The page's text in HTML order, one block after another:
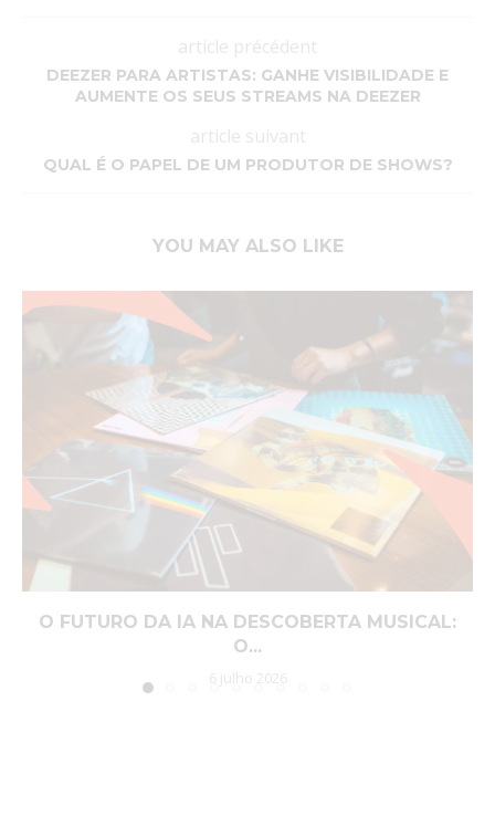
article précédent
DEEZER PARA ARTISTAS: GANHE VISIBILIDADE E
AUMENTE OS SEUS STREAMS NA DEEZER
article suivant
QUAL É O PAPEL DE UM PRODUTOR DE SHOWS?
YOU MAY ALSO LIKE
O FUTURO DA IA NA DESCOBERTA MUSICAL:
O...
6 julho 2026